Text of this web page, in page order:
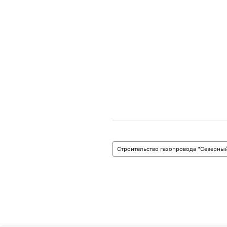
Строительство газопровода